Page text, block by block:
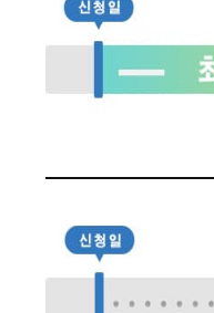
거절하고 있습니다만, 상황에 따라